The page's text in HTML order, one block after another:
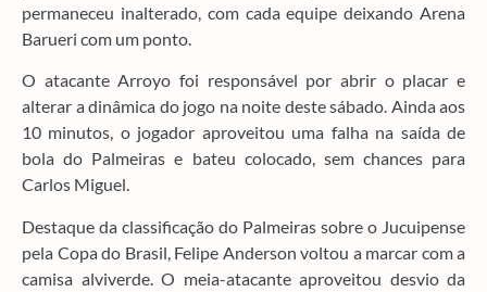
permaneceu inalterado, com cada equipe deixando Arena
Barueri com um ponto.
O atacante Arroyo foi responsável por abrir o placar e
alterar a dinâmica do jogo na noite deste sábado. Ainda aos
10 minutos, o jogador aproveitou uma falha na saída de
bola do Palmeiras e bateu colocado, sem chances para
Carlos Miguel.
Destaque da classificação do Palmeiras sobre o Jucuipense
pela Copa do Brasil, Felipe Anderson voltou a marcar com a
camisa alviverde. O meia-atacante aproveitou desvio da